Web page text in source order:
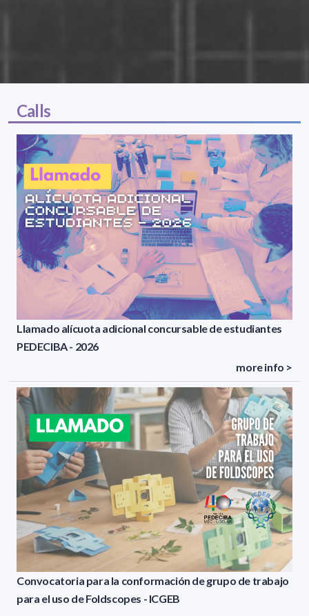
Calls
Llamado alícuota adicional concursable de estudiantes
PEDECIBA - 2026
more info >
Convocatoria para la conformación de grupo de trabajo
para el uso de Foldscopes - ICGEB